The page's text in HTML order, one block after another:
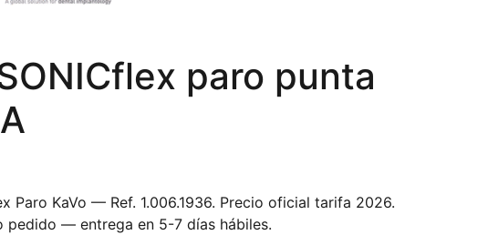
paro punta
Paro KaVo — Ref. 1.006.1936. Precio oficial tarifa 2026.
pedido — entrega en 5-7 días hábiles.